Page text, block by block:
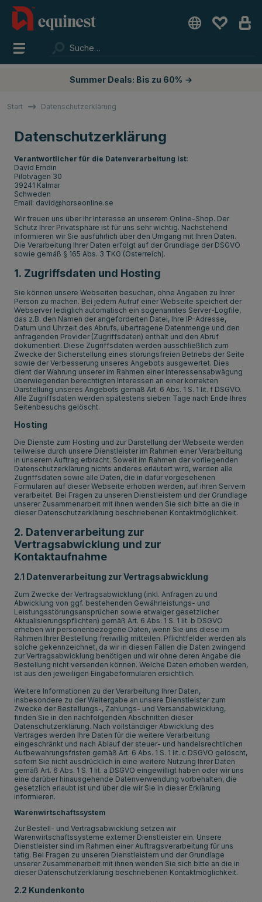
Summer Deals: Bis zu 60% →
Start Datenschutzerklärung
Datenschutzerklärung
Verantwortlicher für die Datenverarbeitung ist:
David Erndin
Pilotvägen 30
39241 Kalmar
Schweden
Email: david@horseonline.se
Wir freuen uns über Ihr Interesse an unserem Online-Shop. Der
Schutz Ihrer Privatsphäre ist für uns sehr wichtig. Nachstehend
informieren wir Sie ausführlich über den Umgang mit Ihren Daten.
Die Verarbeitung Ihrer Daten erfolgt auf der Grundlage der DSGVO
sowie gemäß § 165 Abs. 3 TKG (Österreich).
1. Zugriffsdaten und Hosting
Sie können unsere Webseiten besuchen, ohne Angaben zu Ihrer
Person zu machen. Bei jedem Aufruf einer Webseite speichert der
Webserver lediglich automatisch ein sogenanntes Server-Logfile,
das z.B. den Namen der angeforderten Datei, Ihre IP-Adresse,
Datum und Uhrzeit des Abrufs, übertragene Datenmenge und den
anfragenden Provider (Zugriffsdaten) enthält und den Abruf
dokumentiert. Diese Zugriffsdaten werden ausschließlich zum
Zwecke der Sicherstellung eines störungsfreien Betriebs der Seite
sowie der Verbesserung unseres Angebots ausgewertet. Dies
dient der Wahrung unserer im Rahmen einer Interessensabwägung
überwiegenden berechtigten Interessen an einer korrekten
Darstellung unseres Angebots gemäß Art. 6 Abs. 1 S. 1 lit. f DSGVO.
Alle Zugriffsdaten werden spätestens sieben Tage nach Ende Ihres
Seitenbesuchs gelöscht.
Hosting
Die Dienste zum Hosting und zur Darstellung der Webseite werden
teilweise durch unsere Dienstleister im Rahmen einer Verarbeitung
in unserem Auftrag erbracht. Soweit im Rahmen der vorliegenden
Datenschutzerklärung nichts anderes erläutert wird, werden alle
Zugriffsdaten sowie alle Daten, die in dafür vorgesehenen
Formularen auf dieser Webseite erhoben werden, auf ihren Servern
verarbeitet. Bei Fragen zu unseren Dienstleistern und der Grundlage
unserer Zusammenarbeit mit ihnen wenden Sie sich bitte an die in
dieser Datenschutzerklärung beschriebenen Kontaktmöglichkeit.
2. Datenverarbeitung zur
Vertragsabwicklung und zur
Kontaktaufnahme
2.1 Datenverarbeitung zur Vertragsabwicklung
Zum Zwecke der Vertragsabwicklung (inkl. Anfragen zu und
Abwicklung von ggf. bestehenden Gewährleistungs- und
Leistungsstörungsansprüchen sowie etwaiger gesetzlicher
Aktualisierungspflichten) gemäß Art. 6 Abs. 1 S. 1 lit. b DSGVO
erheben wir personenbezogene Daten, wenn Sie uns diese im
Rahmen Ihrer Bestellung freiwillig mitteilen. Pflichtfelder werden als
solche gekennzeichnet, da wir in diesen Fällen die Daten zwingend
zur Vertragsabwicklung benötigen und wir ohne deren Angabe die
Bestellung nicht versenden können. Welche Daten erhoben werden,
ist aus den jeweiligen Eingabeformularen ersichtlich.
Weitere Informationen zu der Verarbeitung Ihrer Daten,
insbesondere zu der Weitergabe an unsere Dienstleister zum
Zwecke der Bestellungs-, Zahlungs- und Versandabwicklung,
finden Sie in den nachfolgenden Abschnitten dieser
Datenschutzerklärung. Nach vollständiger Abwicklung des
Vertrages werden Ihre Daten für die weitere Verarbeitung
eingeschränkt und nach Ablauf der steuer- und handelsrechtlichen
Aufbewahrungsfristen gemäß Art. 6 Abs. 1 S. 1 lit. c DSGVO gelöscht,
sofern Sie nicht ausdrücklich in eine weitere Nutzung Ihrer Daten
gemäß Art. 6 Abs. 1 S. 1 lit. a DSGVO eingewilligt haben oder wir uns
eine darüber hinausgehende Datenverwendung vorbehalten, die
gesetzlich erlaubt ist und über die wir Sie in dieser Erklärung
informieren.
Warenwirtschaftssystem
Zur Bestell- und Vertragsabwicklung setzen wir
Warenwirtschaftssysteme externer Dienstleister ein. Unsere
Dienstleister sind im Rahmen einer Auftragsverarbeitung für uns
tätig. Bei Fragen zu unseren Dienstleistern und der Grundlage
unserer Zusammenarbeit mit ihnen wenden Sie sich bitte an die in
dieser Datenschutzerklärung beschriebenen Kontaktmöglichkeit.
2.2 Kundenkonto